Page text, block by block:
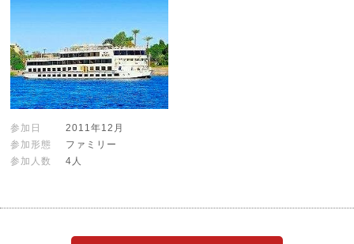
参加日
2011年12月
参加形態
ファミリー
参加人数
4人